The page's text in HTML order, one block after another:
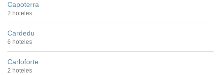
Capoterra
2 hoteles
Cardedu
6 hoteles
Carloforte
2 hoteles